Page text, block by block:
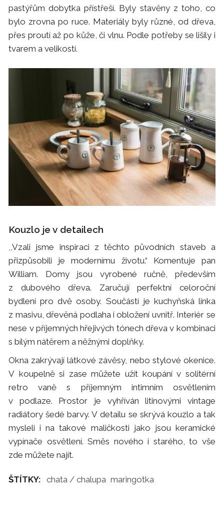
pastýřům dobytka přístřeší. Byly stavěny z toho, co
bylo zrovna po ruce. Materiály byly různé, od dřeva,
přes proutí až po kůže, či vlnu. Podle potřeby se lišily i
tvarem a velikostí.
Kouzlo je v detailech
,,Vzali jsme inspiraci z těchto původních staveb a
přizpůsobili je modernímu životu.“ Komentuje pan
William. Domy jsou vyrobené ručně, především
z dubového dřeva. Zaručují perfektní celoroční
bydlení pro dvě osoby. Součástí je kuchyňská linka
z masivu, dřevěná podlaha i obložení uvnitř. Interiér se
nese v příjemných hřejivých tónech dřeva v kombinaci
s bílým nátěrem a něžnými doplňky.
Okna zakrývají látkové závěsy, nebo stylové okenice.
V koupelně si zase můžete užít koupání v solitérní
retro vaně s příjemným intimním osvětlením
v podlaze. Prostor je vyhříván litinovými vintage
radiátory šedé barvy. V detailu se skrývá kouzlo a tak
mysleli i na takové maličkosti jako jsou keramické
vypínače osvětlení. Směs nového i starého, to vše
zde můžete najít.
ŠTÍTKY: chata / chalupa maringotka